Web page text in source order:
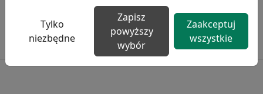
Tylko
niezbędne
Zapisz
powyższy
wybór
Zaakceptuj
wszystkie